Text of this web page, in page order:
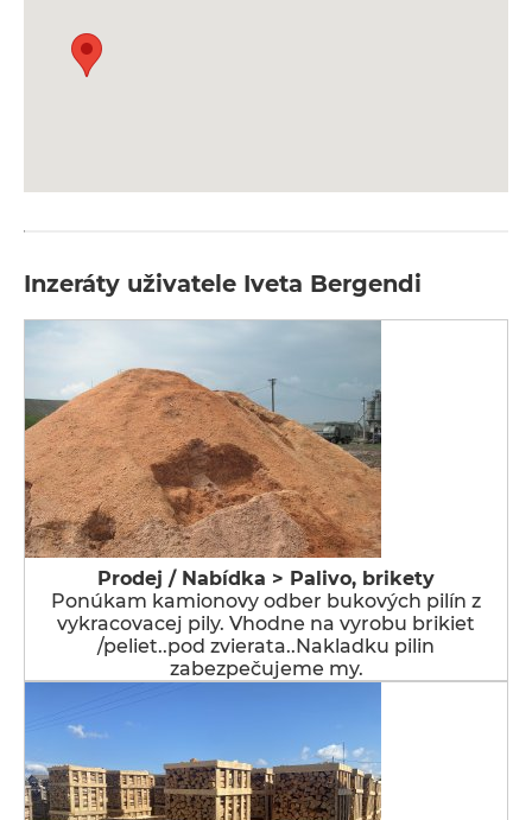
Inzeráty uživatele Iveta Bergendi
Prodej / Nabídka > Palivo, brikety
Ponúkam kamionovy odber bukových pilín z
vykracovacej pily. Vhodne na vyrobu brikiet
/peliet..pod zvierata..Nakladku pilin
zabezpečujeme my.